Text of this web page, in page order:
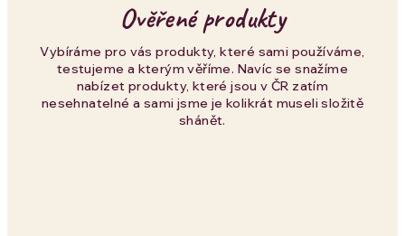
ý
p
i
s
Ověřené produkty
Vybíráme pro vás produkty, které sami používáme,
testujeme a kterým věříme. Navíc se snažíme
nabízet produkty, které jsou v ČR zatím
nesehnatelné a sami jsme je kolikrát museli složitě
shánět.